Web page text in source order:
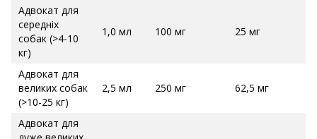
Адвокат для
середніх
собак (>4-10
кг)
1,0 мл 100 мг 25 мг
Адвокат для
великих собак
(>10-25 кг)
2,5 мл 250 мг 62,5 мг
Адвокат для